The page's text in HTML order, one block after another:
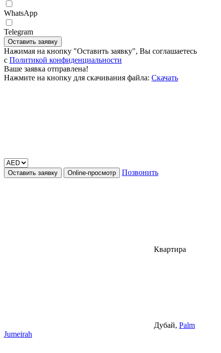
WhatsApp
Telegram
Оставить заявку
Нажимая на кнопку "Оставить заявку", Вы соглашаетесь
c Политикой конфиденциальности
Ваше заявка отправлена!
Нажмите на кнопку для скачивания файла: Скачать
Оставить заявку Online-просмотр Позвонить
Квартира
Дубай, Palm
Jumeirah